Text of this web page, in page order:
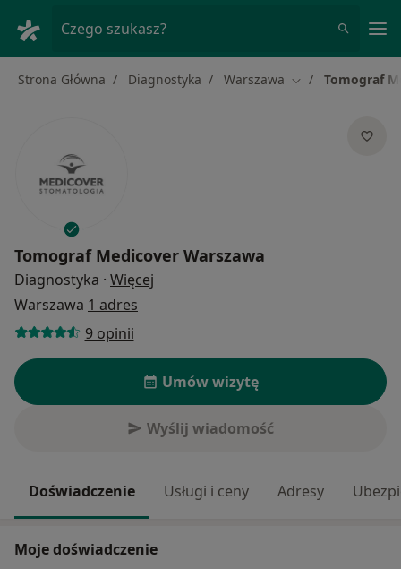
Czego szukasz?
Strona Główna Diagnostyka Warszawa Zmień miasto
Tomograf
Tomograf Medicover Warszawa
Diagnostyka · Więcej
Warszawa 1 adres
9 opinii
Umów wizytę
Wyślij wiadomość
Doświadczenie Usługi i ceny Adresy
Moje doświadczenie